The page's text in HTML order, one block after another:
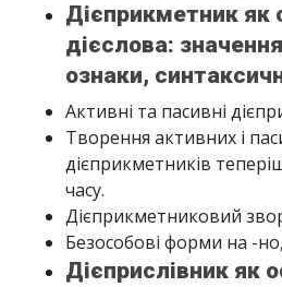
Дієприкметник
дієслова:
ознаки,
Активні та пасивні
Творення активних і
дієприкметників
часу.
Дієприкметниковий
Безособові форми на -
Дієприслівник як